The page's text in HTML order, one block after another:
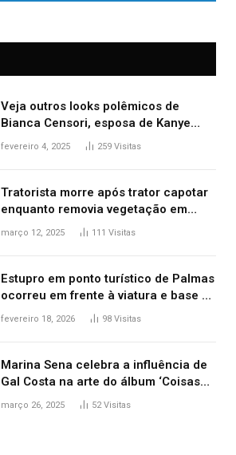
Veja outros looks polêmicos de
Bianca Censori, esposa de Kanye
West que apareceu nua no Grammy
fevereiro 4, 2025 259 Visitas
Tratorista morre após trator capotar
enquanto removia vegetação em
ribanceira de rodovia
março 12, 2025 111 Visitas
Estupro em ponto turístico de Palmas
ocorreu em frente à viatura e base de
segurança; polícia investiga
fevereiro 18, 2026 98 Visitas
Marina Sena celebra a influência de
Gal Costa na arte do álbum ‘Coisas
naturais’
março 26, 2025 52Visitas